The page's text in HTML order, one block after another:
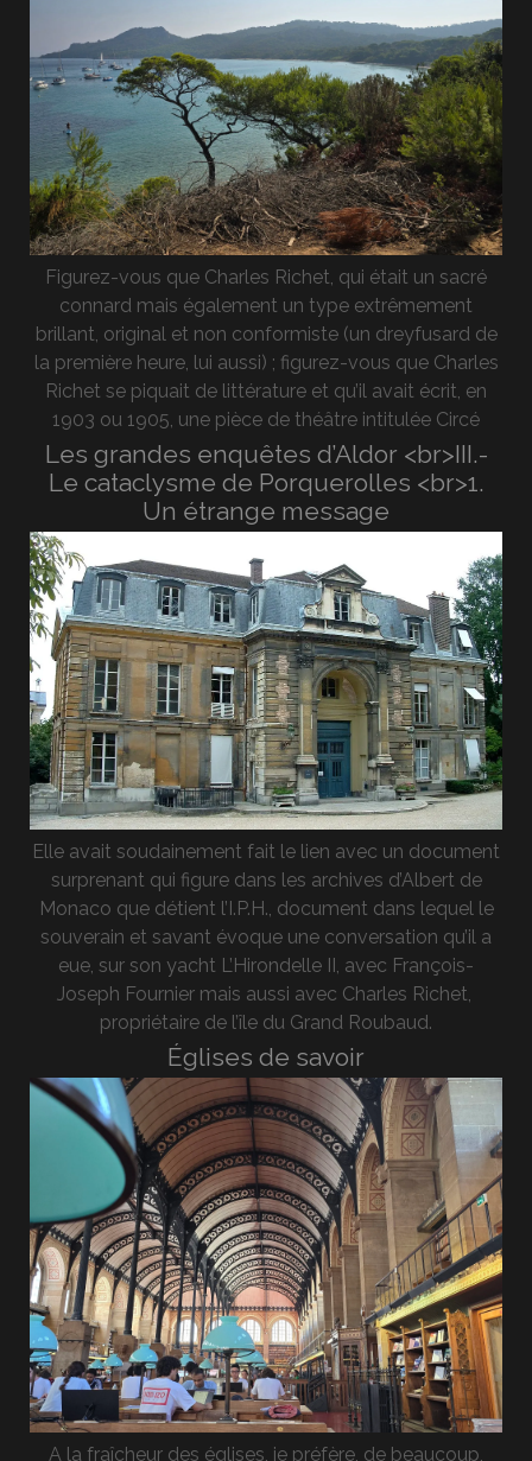
Figurez-vous que Charles Richet, qui était un sacré
connard mais également un type extrêmement
brillant, original et non conformiste (un dreyfusard de
la première heure, lui aussi) ; figurez-vous que Charles
Richet se piquait de littérature et qu’il avait écrit, en
1903 ou 1905, une pièce de théâtre intitulée Circé
Les grandes enquêtes d’Aldor <br>III.-
Le cataclysme de Porquerolles <br>1.
Un étrange message
Elle avait soudainement fait le lien avec un document
surprenant qui figure dans les archives d’Albert de
Monaco que détient l’I.P.H., document dans lequel le
souverain et savant évoque une conversation qu’il a
eue, sur son yacht L’Hirondelle II, avec François-
Joseph Fournier mais aussi avec Charles Richet,
propriétaire de l’île du Grand Roubaud.
Églises de savoir
A la fraîcheur des églises, je préfère, de beaucoup,